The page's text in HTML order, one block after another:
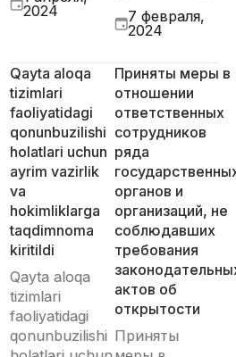
2024
7 февраля,
2024
Qayta aloqa
tizimlari
faoliyatidagi
qonunbuzilishi
holatlari uchun
ayrim vazirlik
va
hokimliklarga
taqdimnoma
kiritildi
Qayta aloqa
tizimlari
faoliyatidagi
qonunbuzilishi
Приняты меры в
отношении
ответственных
сотрудников
ряда
органов и
организаций, не
соблюдавших
требования
актов об
открытости
Приняты